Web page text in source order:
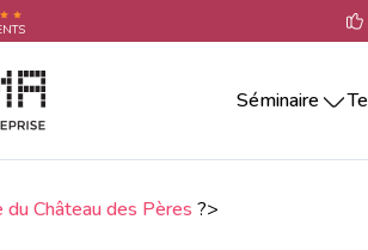
Séminaire
Séminaire Annecy
du Château des Pères ?>